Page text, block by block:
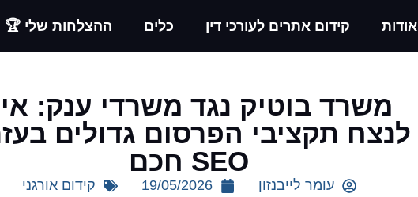
אודות קידום אתרים לעורכי דין כלים ההצלחות שלי 🏆
משרד בוטיק נגד משרדי ענק:
לנצח תקציבי הפרסום גדולים
SEO חכם
עומר לייבנזון 19/05/2026 קידום אורגני